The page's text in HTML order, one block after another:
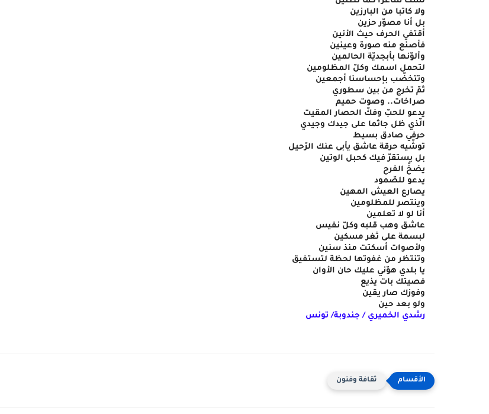
ولا كاتبا من البارزين
بل أنا مصوّر حزين
أقتفي الحرف حيث الأنين
فأصنع منه صورة وعينين
وألوّنها بأبجديّة الحالمين
لتحمل اسمك وكلّ المظلومين
وتتخضّب بإحساسنا أجمعين
ثمّ تخرج من بين سطوري
صراخات.. وصوت حميم
يدعو للحبّ وفكّ الحصار المقيت
الّذي ظل جاثما على جيدك وجيدي
حرفي صادق بسيط
توشّيه حرقة عاشق يأبى عنك الرّحيل
بل يستقرّ فيك كحبل الوتين
يضخّ الفرح
يدعو للصّمود
يصارع العيش المهين
وينتصر للمظلومين
أنا لو لا تعلمين
عاشق وهب قلبه وكلّ نفيس
لبسمة على ثغر مسكين
ولأصوات أسكتت منذ سنين
وتنتظر من غفوتها لحظة لتستفيق
يا بلدي هوّني عليك حان الأوان
فصيتك بات يذيع
وفوزك صار يقين
ولو بعد حين
رشدي الخميري / جندوبة/ تونس
ثقافة وفنون